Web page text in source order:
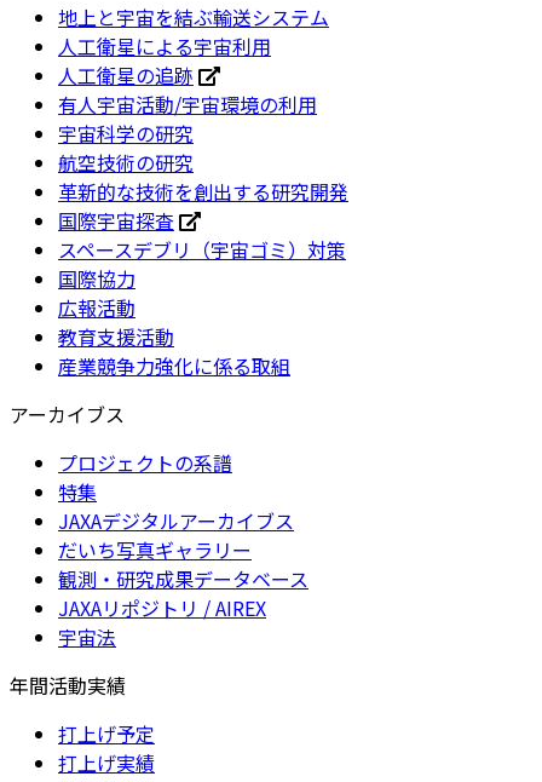
地上と宇宙を結ぶ輸送システム
人工衛星による宇宙利用
人工衛星の追跡
有人宇宙活動/宇宙環境の利用
宇宙科学の研究
航空技術の研究
革新的な技術を創出する研究開発
国際宇宙探査
スペースデブリ（宇宙ゴミ）対策
国際協力
広報活動
教育支援活動
産業競争力強化に係る取組
アーカイブス
プロジェクトの系譜
特集
JAXAデジタルアーカイブス
だいち写真ギャラリー
観測・研究成果データベース
JAXAリポジトリ / AIREX
宇宙法
年間活動実績
打上げ予定
打上げ実績